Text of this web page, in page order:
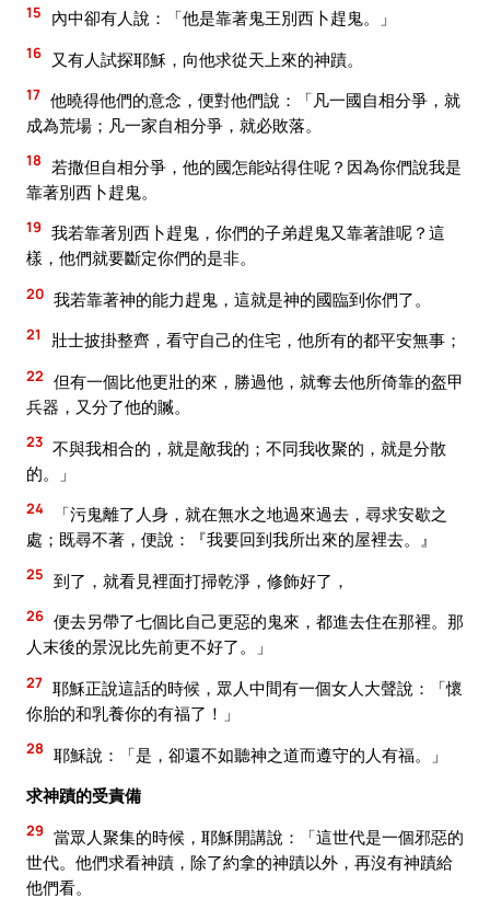
15 內中卻有人說：「他是靠著鬼王別西卜趕鬼。」
16 又有人試探耶穌，向他求從天上來的神蹟。
17 他曉得他們的意念，便對他們說：「凡一國自相分爭，就
成為荒場；凡一家自相分爭，就必敗落。
18
若撒但自相分爭，他的國怎能站得住呢？因為你們說我是
靠著別西卜趕鬼。
19 我若靠著別西卜趕鬼，你們的子弟趕鬼又靠著誰呢？這
樣，他們就要斷定你們的是非。
20 我若靠著神的能力趕鬼，這就是神的國臨到你們了。
21 壯士披掛整齊，看守自己的住宅，他所有的都平安無事；
22 但有一個比他更壯的來，勝過他，就奪去他所倚靠的盔甲
兵器，又分了他的贓。
23 不與我相合的，就是敵我的；不同我收聚的，就是分散
的。」
24
「污鬼離了人身，就在無水之地過來過去，尋求安歇之
處；既尋不著，便說：『我要回到我所出來的屋裡去。』
25 到了，就看見裡面打掃乾淨，修飾好了，
26 便去另帶了七個比自己更惡的鬼來，都進去住在那裡。那
人末後的景況比先前更不好了。」
27 耶穌正說這話的時候，眾人中間有一個女人大聲說：「懷
你胎的和乳養你的有福了！」
28 耶穌說：「是，卻還不如聽神之道而遵守的人有福。」
求神蹟的受責備
29 當眾人聚集的時候，耶穌開講說：「這世代是一個邪惡的
世代。他們求看神蹟，除了約拿的神蹟以外，再沒有神蹟給
他們看。